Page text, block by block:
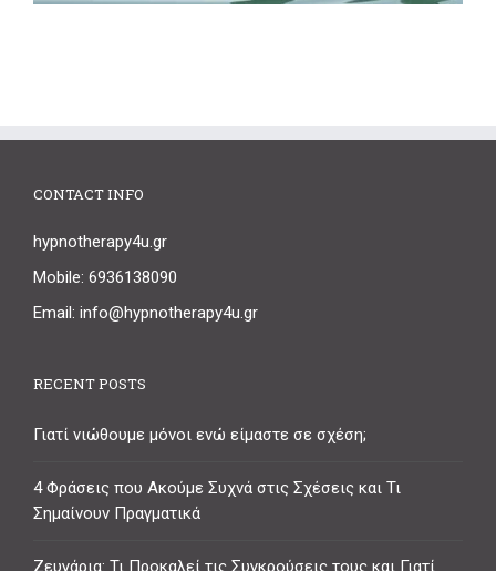
CONTACT INFO
hypnotherapy4u.gr
Mobile: 6936138090
Email: info@hypnotherapy4u.gr
RECENT POSTS
Γιατί νιώθουμε μόνοι ενώ είμαστε σε σχέση;
4 Φράσεις που Ακούμε Συχνά στις Σχέσεις και Τι
Σημαίνουν Πραγματικά
Ζευγάρια: Τι Προκαλεί τις Συγκρούσεις τους και Γιατί